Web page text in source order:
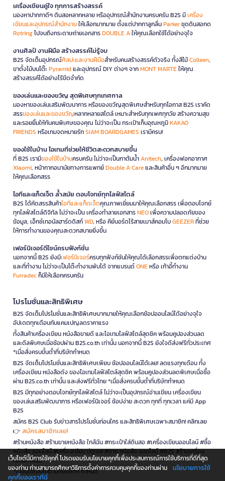
เครื่องเขียนคู่ใจ ทุกการสร้างสรรค์
มองหาปากกาดีๆ ดินสอหลากหลาย หรืออุปกรณ์สำนักงานครบครัน B2S มีเครื่อง
เขียนและอุปกรณ์สำนักงานให้เลือกมากมาย ตั้งแต่ปากกาลูกลื่นParkerชุดดินสอกด
Rotringไปจนถึงกระดาษถ่ายเอกสารDOUBLE Aให้คุณเลือกใช้ได้อย่างจุใจ
งานศิลป์ งานฝีมือ สร้างสรรค์ไม่รู้จบ
B2S จัดเต็มอุปกรณ์ศิลปะและงานฝีมือสำหรับคนสร้างสรรค์ตัวจริง ทั้งสีไม้Colleen,
ขาตั้งไม้บนโต๊ะPyramidและอุปกรณ์ DIY ต่างๆ จากMONT MARTEให้คุณ
สร้างสรรค์ได้อย่างไร้ขีดจำกัด
ของเล่นและของขวัญ สุดพิเศษทุกเทศกาล
มองหาของเล่นเสริมพัฒนาการ หรือของขวัญสุดพิเศษสำหรับทุกโอกาส B2S เราคัด
สรรของเล่นและของขวัญหลากหลายสไตล์ เหมาะสำหรับทุกเพศทุกวัย สร้างความสุข
และรอยยิ้มให้กับคนพิเศษของคุณ ไม่ว่าจะเป็น กระเป๋าเก็บอุณหภูมิKAKAO
FRIENDS หรือเกมจดหมายรักSIAM BOARDGAMES เรามีครบ!
ของใช้ในบ้าน ไอเทมที่ช่วยให้ชีวิตสะดวกสบายขึ้น
ที่ B2S เรามีของใช้ในบ้านครบครัน ไม่ว่าจะเป็นกาต้มน้ำAnitech, เครื่องฟอกอากาศ
Xiaomi, หน้ากากอนามัยทางการแพทย์Double A Careและสินค้าอื่น ๆ อีกมากมาย
ให้คุณเลือกสรร
ไอทีและแก็ดเจ็ต ล้ำสมัย ตอบโจทย์ทุกไลฟ์สไตล์
B2S ได้คัดสรรสินค้าไอทีและแก็ดเจ็ตคุณภาพเยี่ยมมาให้คุณเลือกสรร เพื่อตอบโจทย์
ทุกไลฟ์สไตล์ดิจิทัล ไม่ว่าจะเป็น เครื่องทำลายเอกสารNEOเพื่อความปลอดภัยของ
ข้อมูล, เอ็กซ์เทอนัลฮาร์ดดิสก์WD, หรือ คีย์บอร์ดไร้สายเมาส์คอมโบGEEZERที่ช่วย
ให้การทำงานของคุณสะดวกสบายยิ่งขึ้น
เฟอร์นิเจอร์ดีไซน์ครบฟังก์ชั่น
นอกจากนี้ B2S ยังมีเฟอร์นิเจอร์ครบทุกฟังก์ชันให้คุณได้เลือกสรรเพื่อตกแต่งบ้าน
และที่ทำงาน ไม่ว่าจะเป็นโต๊ะทำงานพับได้ จากแบรนด์ONEหรือ เก้าอี้ทำงาน
Furradecก็มีให้เลือกครบครัน
โปรโมชั่นและสิทธิพิเศษ
B2S จัดเต็มโปรโมชั่นและสิทธิพิเศษมากมายให้คุณเลือกช้อปออนไลน์ได้อย่างจุใจ
อัปเดตทุกเดือนกับแคมเปญลดราคาแรง
ทั้งสินค้าเครื่องเขียน หนังสือขายดี และไอเทมไลฟ์สไตล์สุดชิค พร้อมคูปองส่วนลด
และดีลพิเศษเมื่อช้อปผ่าน B2S.co.th เท่านั้น นอกจากนี้ B2S ยังใจดีส่งฟรีทั่วประเทศ
*เมื่อสั่งครบขั้นต่ำที่บริษัทกำหนด
B2S จัดเต็มโปรโมชั่นและสิทธิพิเศษเพียบ ช้อปออนไลน์ได้เลย! ลดแรงทุกเดือน ทั้ง
เครื่องเขียน หนังสือดัง ของไอเทมไลฟ์สไตล์สุดชิค พร้อมคูปองส่วนลดพิเศษเมื่อซื้อ
ผ่าน B2S.co.th เท่านั้น และส่งฟรีทั่วไทย *เมื่อสั่งครบขั้นต่ำที่บริษัทกำหนด
B2S มีทุกอย่างตอบโจทย์ทุกไลฟ์สไตล์ ไม่ว่าจะเป็นอุปกรณ์อ่านเขียน เครื่องเขียน
ของเล่นเสริมพัฒนาการ หรือเฟอร์นิเจอร์ ช้อปง่าย สะดวก ทุกที่ ทุกเวลา แค่มี App
B2S
สมัคร B2S Club รับข่าวสารโปรโมชั่นก่อนใคร และสิทธิพิเศษเฉพาะสมาชิก! คลิกเลย
👉 สมัครสมาชิกเลย!
#ร้านหนังสือ #ร้านขายหนังสือ ใกล้ฉัน #กระเป๋าใส่ดินสอ #เครื่องเขียนออนไลน์ #ซื้อ
หนังสือ ออนไลน์ #เครื่องเขียน บีทูเอส #ขาย หนังสือ ออนไลน์ #B2S #ร้านเครื่อง
เขียนใกล้ฉัน
*เงื่อนไขเป็นไปตามที่บริษัทฯ กำหนด
เว็บไซต์นี้มีการใช้คุกกี้ โปรดยอมรับนโยบายคุกกี้เพื่อประสบการณ์การใช้บริการที่ดีที่สุด
ของท่าน ท่านสามารถศึกษาวิธีการตั้งค่าการควบคุมคุกกี้ของท่านผ่าน
นโยบายการใช้
คุกกี้ของเราที่นี่